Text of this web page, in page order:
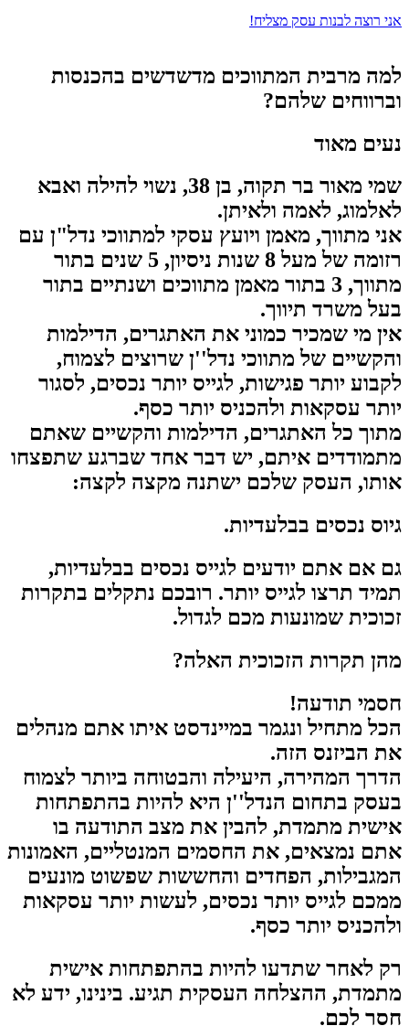
אני רוצה לבנות עסק מצליח!
למה מרבית המתווכים מדשדשים בהכנסות
וברווחים שלהם?
נעים מאוד
שמי מאור בר תקוה, בן 38, נשוי להילה ואבא
לאלמוג, לאמה ולאיתן.
אני מתווך, מאמן ויועץ עסקי למתווכי נדל"ן עם
רזומה של מעל 8 שנות ניסיון, 5 שנים בתור
מתווך, 3 בתור מאמן מתווכים ושנתיים בתור
בעל משרד תיווך.
אין מי שמכיר כמוני את האתגרים, הדילמות
והקשיים של מתווכי נדל''ן שרוצים לצמוח,
לקבוע יותר פגישות, לגייס יותר נכסים, לסגור
יותר עסקאות ולהכניס יותר כסף.
מתוך כל האתגרים, הדילמות והקשיים שאתם
מתמודדים איתם, יש דבר אחד שברגע שתפצחו
אותו, העסק שלכם ישתנה מקצה לקצה:
גיוס נכסים בבלעדיות.
גם אם אתם יודעים לגייס נכסים בבלעדיות,
תמיד תרצו לגייס יותר. רובכם נתקלים בתקרות
זכוכית שמונעות מכם לגדול.
מהן תקרות הזכוכית האלה?
חסמי תודעה!
הכל מתחיל ונגמר במיינדסט איתו אתם מנהלים
את הביזנס הזה.
הדרך המהירה, היעילה והבטוחה ביותר לצמוח
בעסק בתחום הנדל''ן היא להיות בהתפתחות
אישית מתמדת, להבין את מצב התודעה בו
אתם נמצאים, את החסמים המנטליים, האמונות
המגבילות, הפחדים והחששות שפשוט מונעים
ממכם לגייס יותר נכסים, לעשות יותר עסקאות
ולהכניס יותר כסף.
רק לאחר שתדעו להיות בהתפתחות אישית
מתמדת, ההצלחה העסקית תגיע. בינינו, ידע לא
חסר לכם.